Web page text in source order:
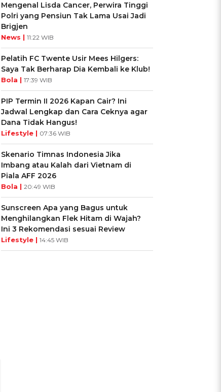
Mengenal Lisda Cancer, Perwira Tinggi
Polri yang Pensiun Tak Lama Usai Jadi
Brigjen
News | 11:22 WIB
Pelatih FC Twente Usir Mees Hilgers:
Saya Tak Berharap Dia Kembali ke Klub!
Bola | 17:39 WIB
PIP Termin II 2026 Kapan Cair? Ini
Jadwal Lengkap dan Cara Ceknya agar
Dana Tidak Hangus!
Lifestyle | 07:36 WIB
Skenario Timnas Indonesia Jika
Imbang atau Kalah dari Vietnam di
Piala AFF 2026
Bola | 20:49 WIB
Sunscreen Apa yang Bagus untuk
Menghilangkan Flek Hitam di Wajah?
Ini 3 Rekomendasi sesuai Review
Lifestyle | 14:45 WIB